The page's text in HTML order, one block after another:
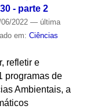
- parte 2
2022 — última
em: Ciências
refletir e
programas de
Ambientais, a